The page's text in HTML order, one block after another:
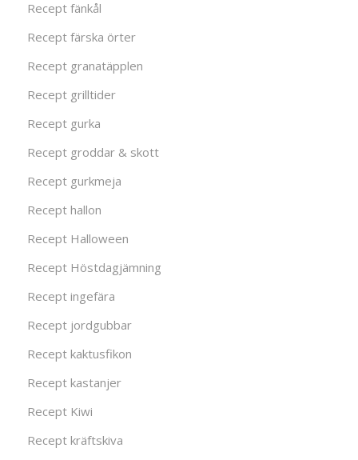
Recept fänkål
Recept färska örter
Recept granatäpplen
Recept grilltider
Recept gurka
Recept groddar & skott
Recept gurkmeja
Recept hallon
Recept Halloween
Recept Höstdagjämning
Recept ingefära
Recept jordgubbar
Recept kaktusfikon
Recept kastanjer
Recept Kiwi
Recept kräftskiva